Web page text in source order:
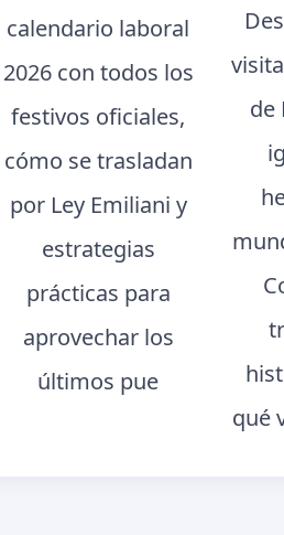
calendario laboral
2026 con todos los
festivos oficiales,
cómo se trasladan
por Ley Emiliani y
estrategias
prácticas para
aprovechar los
últimos pue
de
qué